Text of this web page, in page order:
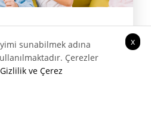
House
SEO, Google
Dijital Pazarlama
Web Sitesi Yönetim
sunabilmek adına
Çerezler
Gizlilik ve Çerez
x